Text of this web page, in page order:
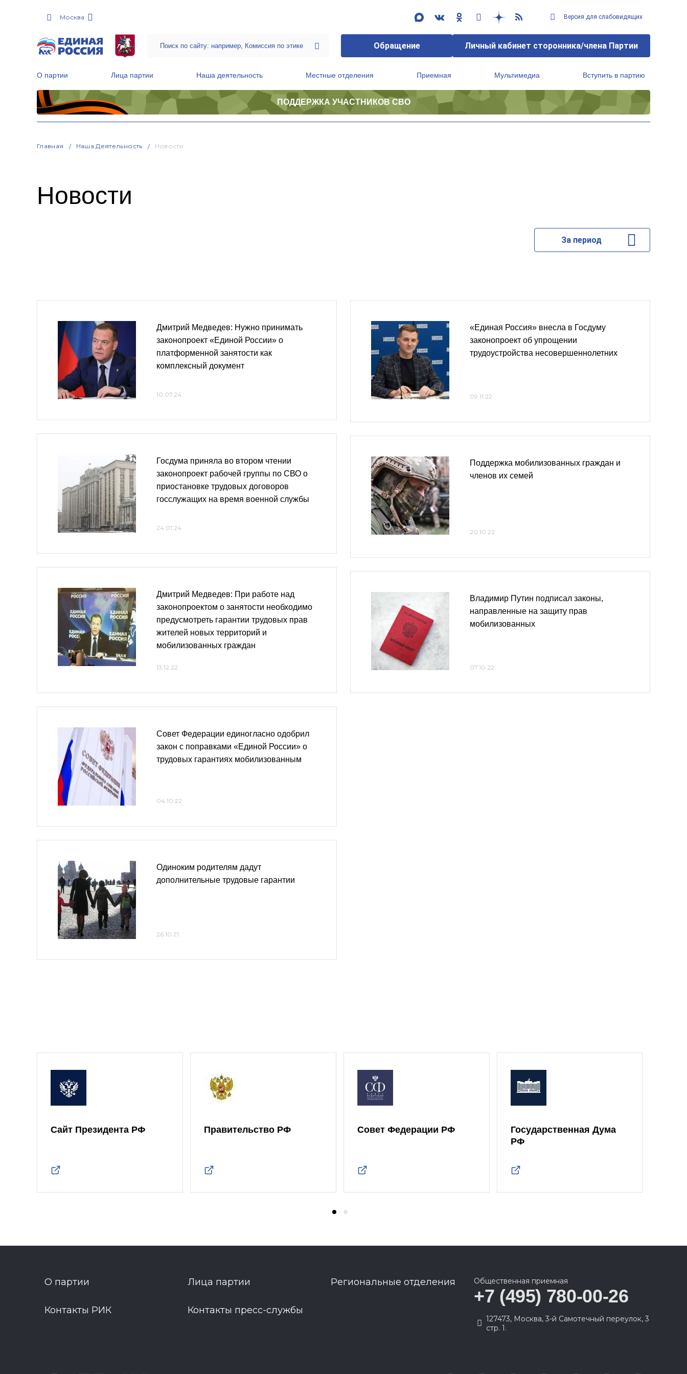
Москва Версия для слабовидящих
Обращение Личный кабинет сторонника/члена Партии
О партии Лица партии Наша деятельность Местные отделения Приемная Мультимедиа Вступить в партию
ПОДДЕРЖКА УЧАСТНИКОВ СВО
Главная Наша Деятельность Новости
Новости
За период
Дмитрий Медведев: Нужно принимать
законопроект «Единой России» о
платформенной занятости как
комплексный документ
10.07.24
Госдума приняла во втором чтении
законопроект рабочей группы по СВО о
приостановке трудовых договоров
госслужащих на время военной службы
24.01.24
Дмитрий Медведев: При работе над
законопроектом о занятости необходимо
предусмотреть гарантии трудовых прав
жителей новых территорий и
мобилизованных граждан
13.12.22
«Единая Россия» внесла в Госдуму
законопроект об упрощении
трудоустройства несовершеннолетних
09.11.22
Поддержка мобилизованных граждан и
членов их семей
20.10.22
Владимир Путин подписал законы,
направленные на защиту прав
мобилизованных
07.10.22
Совет Федерации единогласно одобрил
закон с поправками «Единой России» о
трудовых гарантиях мобилизованным
04.10.22
Одиноким родителям дадут
дополнительные трудовые гарантии
26.10.21
Сайт Президента РФ Правительство РФ Совет Федерации РФ
Государственная Дума
РФ
О партии Лица партии Региональные отделения
Контакты РИК Контакты пресс-службы
Общественная приемная
+7 (495) 780-00-26
127473, Москва, 3-й Самотечный переулок, 3
стр. 1.